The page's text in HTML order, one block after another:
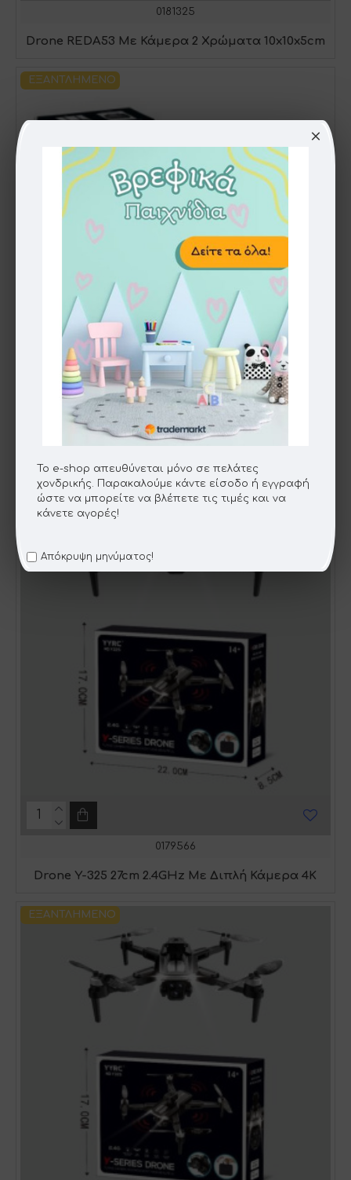
Το e-shop απευθύνεται μόνο σε πελάτες
χονδρικής. Παρακαλούμε κάντε είσοδο ή εγγραφή
ώστε να μπορείτε να βλέπετε τις τιμές και να
κάνετε αγορές!
Απόκρυψη μηνύματος!
0181325
Drone REDA53 Με Κάμερα 2 Χρώματα 10x10x5cm
ΕΞΑΝΤΛΗΜΈΝΟ
0179556
0179566
Drone Y-325 27cm 2.4GHz Με Διπλή Κάμερα 4Κ
ΕΞΑΝΤΛΗΜΈΝΟ